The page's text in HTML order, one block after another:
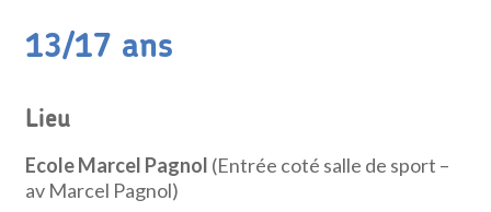
13/17 ans
Lieu
Ecole Marcel Pagnol (Entrée coté salle de sport –
av Marcel Pagnol)